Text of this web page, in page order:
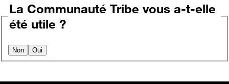
La Communauté Tribe vous a-t-elle
été utile ?
Non Oui